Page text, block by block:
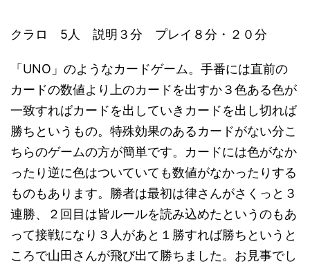
クラロ 5人 説明３分 プレイ８分・２０分
「UNO」のようなカードゲーム。手番には直前の
カードの数値より上のカードを出すか３色ある色が
一致すればカードを出していきカードを出し切れば
勝ちというもの。特殊効果のあるカードがない分こ
ちらのゲームの方が簡単です。カードには色がなか
ったり逆に色はついていても数値がなかったりする
ものもあります。勝者は最初は律さんがさくっと３
連勝、２回目は皆ルールを読み込めたというのもあ
って接戦になり３人があと１勝すれば勝ちというと
ころで山田さんが飛び出て勝ちました。お見事でし